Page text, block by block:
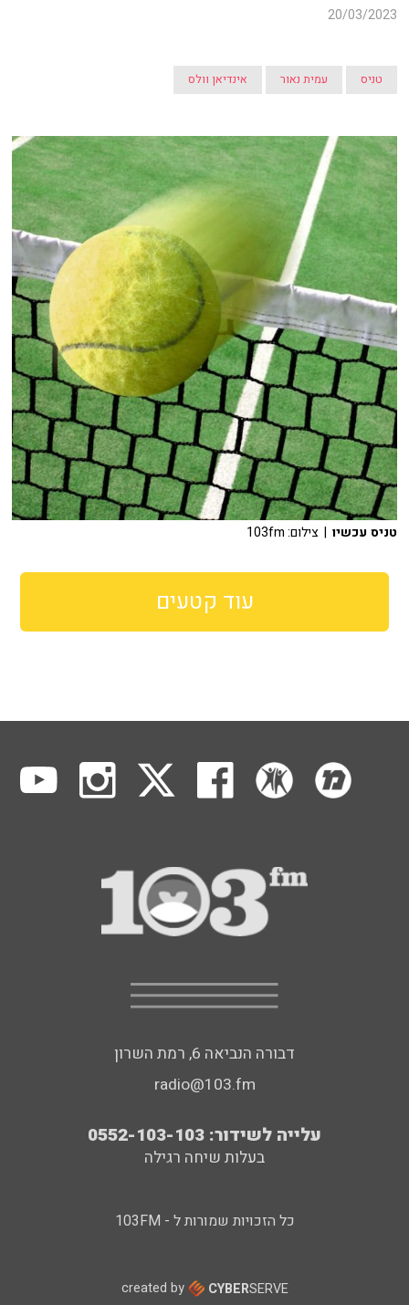
20/03/2023
טניס עמית נאור אינדיאן וולס
טניס עכשיו | צילום: 103fm
עוד קטעים
דבורה הנביאה 6, רמת השרון
radio@103.fm
עלייה לשידור: 0552-103-103
בעלות שיחה רגילה
כל הזכויות שמורות ל - 103FM
created by CYBERSERVE